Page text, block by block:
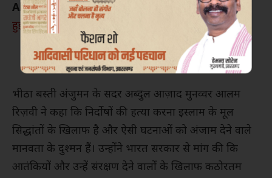
Also Read :तीन बच्चों की मां तीन बच्चों के बाप के साथ
हुई फरार
भीठा बस्ती अंजुमन के सदर अब्दुल आज़ाद मुनव्वर आलम
रिज़वी ने कहा कि निर्दोषों की हत्या करना इस्लाम के मूल
सिद्धांतों के खिलाफ है और ऐसी घटनाओं को अंजाम देने वाले
मानवता के दुश्मन हैं। उन्होंने भारत सरकार से मांग की कि
आतंकियों और उन्हें संरक्षण देने वालों के खिलाफ कठोरतम